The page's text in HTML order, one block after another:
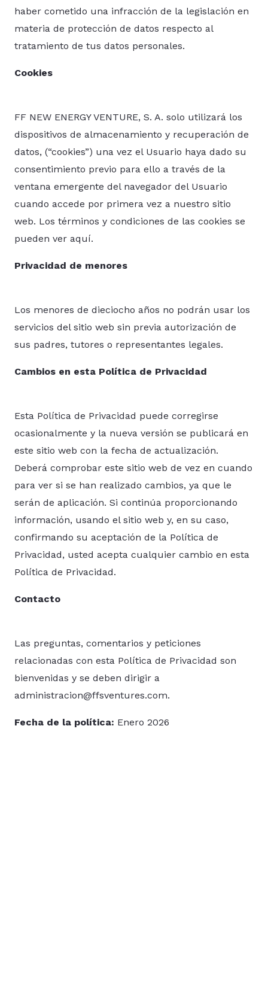
haber cometido una infracción de la legislación en
materia de protección de datos respecto al
tratamiento de tus datos personales.
Cookies
FF NEW ENERGY VENTURE, S. A. solo utilizará los
dispositivos de almacenamiento y recuperación de
datos, (“cookies”) una vez el Usuario haya dado su
consentimiento previo para ello a través de la
ventana emergente del navegador del Usuario
cuando accede por primera vez a nuestro sitio
web. Los términos y condiciones de las cookies se
pueden ver aquí.
Privacidad de menores
Los menores de dieciocho años no podrán usar los
servicios del sitio web sin previa autorización de
sus padres, tutores o representantes legales.
Cambios en esta Política de Privacidad
Esta Política de Privacidad puede corregirse
ocasionalmente y la nueva versión se publicará en
este sitio web con la fecha de actualización.
Deberá comprobar este sitio web de vez en cuando
para ver si se han realizado cambios, ya que le
serán de aplicación. Si continúa proporcionando
información, usando el sitio web y, en su caso,
confirmando su aceptación de la Política de
Privacidad, usted acepta cualquier cambio en esta
Política de Privacidad.
Contacto
Las preguntas, comentarios y peticiones
relacionadas con esta Política de Privacidad son
bienvenidas y se deben dirigir a
administracion@ffsventures.com.
Fecha de la política: Enero 2026